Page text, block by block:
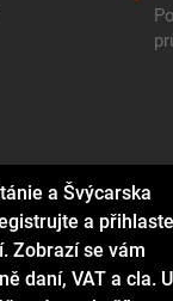
Tento web
webu
a Švýcarska
a přihlaste
Zobrazí se vám
daní, VAT a cla. U